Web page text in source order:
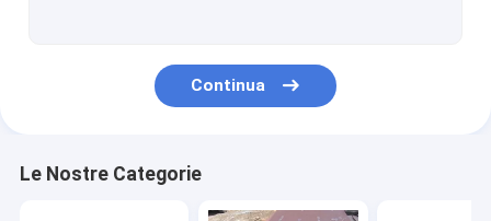
Continua
Le Nostre Categorie